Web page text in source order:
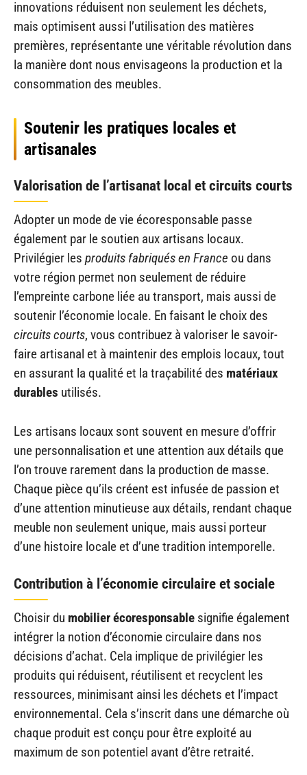
innovations réduisent non seulement les déchets,
mais optimisent aussi l’utilisation des matières
premières, représentante une véritable révolution dans
la manière dont nous envisageons la production et la
consommation des meubles.
Soutenir les pratiques locales et
artisanales
Valorisation de l’artisanat local et circuits courts
Adopter un mode de vie écoresponsable passe
également par le soutien aux artisans locaux.
Privilégier les produits fabriqués en France ou dans
votre région permet non seulement de réduire
l’empreinte carbone liée au transport, mais aussi de
soutenir l’économie locale. En faisant le choix des
circuits courts, vous contribuez à valoriser le savoir-
faire artisanal et à maintenir des emplois locaux, tout
en assurant la qualité et la traçabilité des matériaux
durables utilisés.
Les artisans locaux sont souvent en mesure d’offrir
une personnalisation et une attention aux détails que
l’on trouve rarement dans la production de masse.
Chaque pièce qu’ils créent est infusée de passion et
d’une attention minutieuse aux détails, rendant chaque
meuble non seulement unique, mais aussi porteur
d’une histoire locale et d’une tradition intemporelle.
Contribution à l’économie circulaire et sociale
Choisir du mobilier écoresponsable signifie également
intégrer la notion d’économie circulaire dans nos
décisions d’achat. Cela implique de privilégier les
produits qui réduisent, réutilisent et recyclent les
ressources, minimisant ainsi les déchets et l’impact
environnemental. Cela s’inscrit dans une démarche où
chaque produit est conçu pour être exploité au
maximum de son potentiel avant d’être retraité.